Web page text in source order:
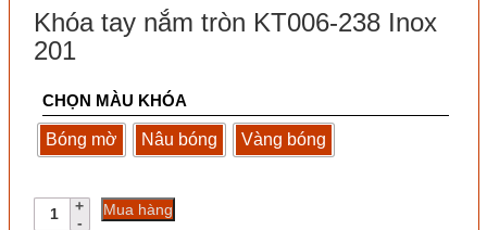
Khóa tay nắm tròn KT006-238 Inox
201
CHỌN MÀU KHÓA
Bóng mờ Nâu bóng Vàng bóng
Khóa
Mua hàng